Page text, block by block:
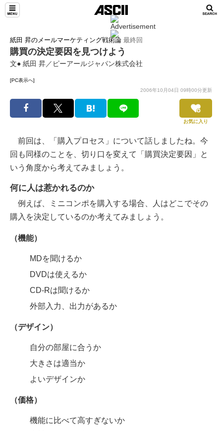
紙田 昇のメールマーケティング戦術論 最終回
購買の決定要因を見つけよう
文● 紙田 昇／ピーアールジャパン株式会社
[PC表示へ]
2006年10月04日 09時00分更新
お気に入り
前回は、「購入プロセス」について話しましたね。今
回も同様のことを、切り口を変えて「購買決定要因」と
いう角度から考えてみましょう。
何に人は惹かれるのか
例えば、ミニコンポを購入する場合、人はどこでその
購入を決定しているのか考えてみましょう。
（機能）
MDを聞けるか
DVDは使えるか
CD-Rは聞けるか
外部入力、出力があるか
（デザイン）
自分の部屋に合うか
大きさは適当か
よいデザインか
（価格）
機能に比べて高すぎないか